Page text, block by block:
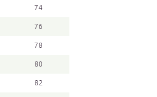
74
76
78
80
82